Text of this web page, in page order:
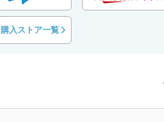
購入ストア一覧